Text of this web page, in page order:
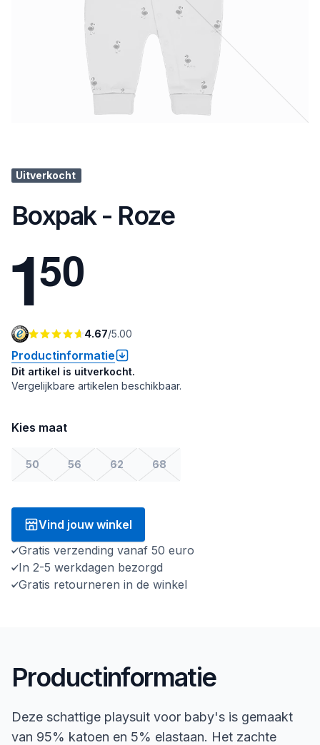
Uitverkocht
Boxpak - Roze
150
4.67/5.00
Productinformatie
Dit artikel is uitverkocht.
Vergelijkbare artikelen beschikbaar.
Kies maat
50 56 62 68
Vind jouw winkel
Gratis verzending vanaf 50 euro
In 2-5 werkdagen bezorgd
Gratis retourneren in de winkel
Productinformatie
Deze schattige playsuit voor baby's is gemaakt
van 95% katoen en 5% elastaan. Het zachte